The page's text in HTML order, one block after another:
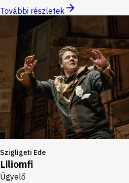
További részletek
Szigligeti Ede
Liliomfi
Ügyelő